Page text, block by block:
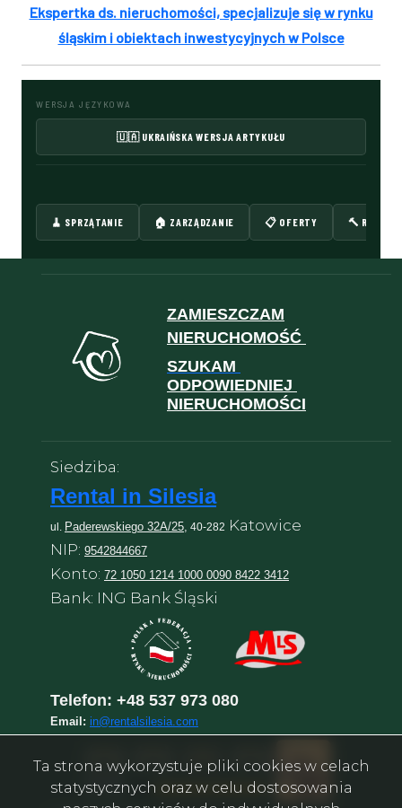
Ekspertka ds. nieruchomości, specjalizuje się w rynku
śląskim i obiektach inwestycyjnych w Polsce
WERSJA JĘZYKOWA
🇺🇦 UKRAIŃSKA WERSJA ARTYKUŁU
🧹 SPRZĄTANIE 🏠 ZARZĄDZANIE 📋 OFERTY 🔨
ZAMIESZCZAM
NIERUCHOMOŚĆ
SZUKAM
ODPOWIEDNIEJ
NIERUCHOMOŚCI
Siedziba:
Rental in Silesia
ul. Paderewskiego 32A/25, 40-282 Katowice
NIP: 9542844667
Konto: 72 1050 1214 1000 0090 8422 3412
Bank: ING Bank Śląski
Telefon: +48 537 973 080
Email: in@rentalsilesia.com
Ta strona wykorzystuje pliki cookies w celach
statystycznych oraz w celu dostosowania